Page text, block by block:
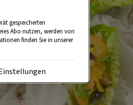
gespeicherten
Abo nutzen, werden von
finden Sie in unserer